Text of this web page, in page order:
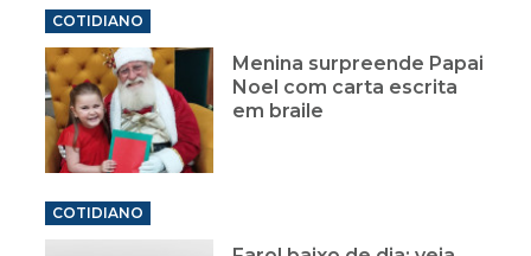
COTIDIANO
Menina surpreende Papai
Noel com carta escrita
em braile
COTIDIANO